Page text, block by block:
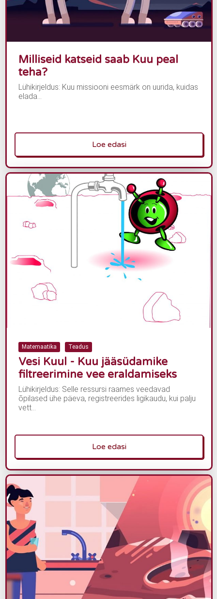
Milliseid katseid saab Kuu peal
teha?
Lühikirjeldus: Kuu missiooni eesmärk on uurida, kuidas
elada...
Loe edasi
Matemaatika Teadus
Vesi Kuul - Kuu jääsüdamike
filtreerimine vee eraldamiseks
Lühikirjeldus: Selle ressursi raames veedavad
õpilased ühe päeva, registreerides ligikaudu, kui palju
vett...
Loe edasi